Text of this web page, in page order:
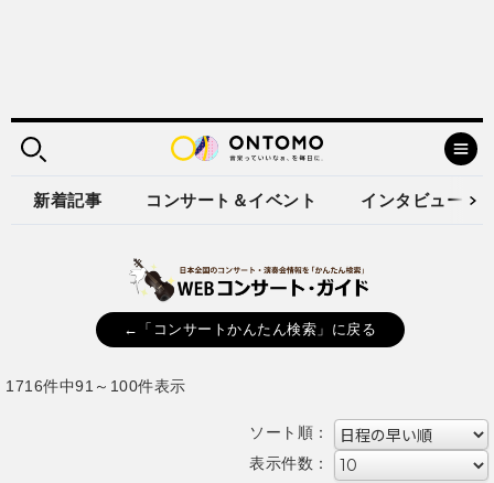
新着記事 コンサート＆イベント インタビュー
←「コンサートかんたん検索」に戻る
1716件中91～100件表示
ソート順：
表示件数：